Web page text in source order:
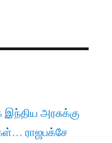
அரசுக்கு
ராஜபக்சே